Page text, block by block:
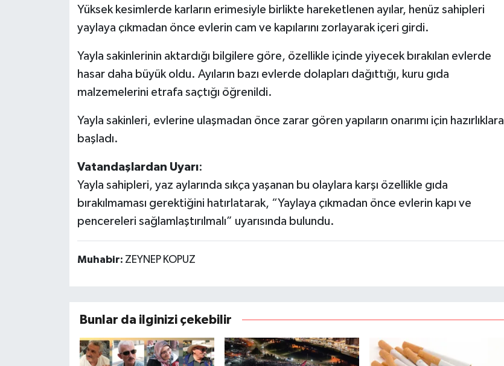
Yüksek kesimlerde karların erimesiyle birlikte hareketlenen ayılar, henüz sahipleri
yaylaya çıkmadan önce evlerin cam ve kapılarını zorlayarak içeri girdi.
Yayla sakinlerinin aktardığı bilgilere göre, özellikle içinde yiyecek bırakılan evlerde
hasar daha büyük oldu. Ayıların bazı evlerde dolapları dağıttığı, kuru gıda
malzemelerini etrafa saçtığı öğrenildi.
Yayla sakinleri, evlerine ulaşmadan önce zarar gören yapıların onarımı için hazırlıklara
başladı.
Vatandaşlardan Uyarı:
Yayla sahipleri, yaz aylarında sıkça yaşanan bu olaylara karşı özellikle gıda
bırakılmaması gerektiğini hatırlatarak, “Yaylaya çıkmadan önce evlerin kapı ve
pencereleri sağlamlaştırılmalı” uyarısında bulundu.
Muhabir: ZEYNEP KOPUZ
Bunlar da ilginizi çekebilir